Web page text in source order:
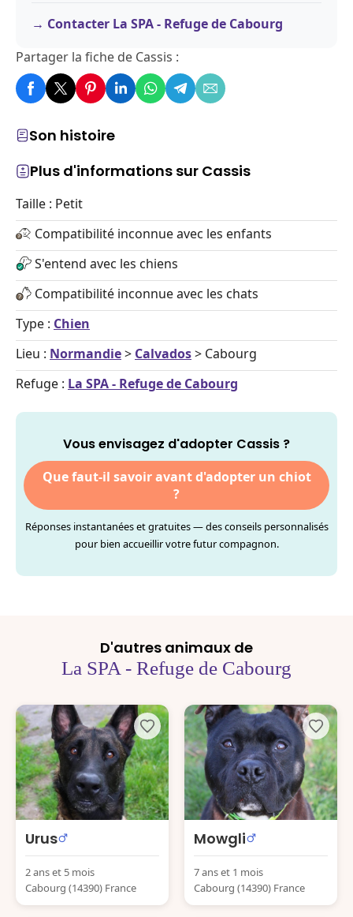
Son histoire
Plus d'informations sur Cassis
Taille : Petit
Compatibilité inconnue avec les enfants
S'entend avec les chiens
Compatibilité inconnue avec les chats
Type : Chien
Lieu : Normandie> Calvados> Cabourg
Refuge : La SPA - Refuge de Cabourg
Vous envisagez d'adopter Cassis ?
Que faut-il savoir avant d'adopter un chiot
?
Réponses instantanées et gratuites — des conseils personnalisés
pour bien accueillir votre futur compagnon.
Contacter La SPA - Refuge de Cabourg
Partager la fiche de Cassis :
D'autres animaux de
La SPA - Refuge de Cabourg
Urus
2 ans et 5 mois
Cabourg (14390) France
Mowgli
7 ans et 1 mois
Cabourg (14390) France